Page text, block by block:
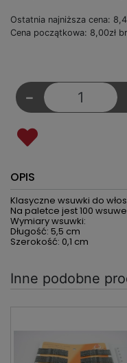
Ostatnia najniższa cena:
Cena początkowa: 8,00zł
-
OPIS
Klasyczne wsuwki do
Na paletce jest 100
Wymiary wsuwki:
Długość: 5,5 cm
Szerokość: 0,1 cm
Inne podobne